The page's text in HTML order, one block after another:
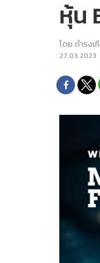
หุ้น
โดย ดำรงเ
27.03.2023